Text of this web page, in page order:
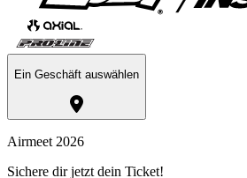
Ein Geschäft auswählen
Airmeet 2026
Sichere dir jetzt dein Ticket!